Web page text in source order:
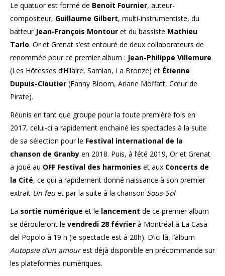
Le quatuor est formé de Benoit Fournier, auteur-
compositeur, Guillaume Gilbert, multi-instrumentiste, du
batteur Jean-François Montour et du bassiste Mathieu
Tarlo. Or et Grenat s’est entouré de deux collaborateurs de
renommée pour ce premier album : Jean-Philippe Villemure
(Les Hôtesses d’Hilaire, Samian, La Bronze) et Étienne
Dupuis-Cloutier (Fanny Bloom, Ariane Moffatt, Cœur de
Pirate).
Réunis en tant que groupe pour la toute première fois en
2017, celui-ci a rapidement enchainé les spectacles à la suite
de sa sélection pour le Festival international de la
chanson de Granby en 2018. Puis, à l’été 2019, Or et Grenat
a joué au OFF Festival des harmonies et aux Concerts de
la Cité, ce qui a rapidement donné naissance à son premier
extrait Un feuet par la suite à la chanson Sous-Sol.
La sortie numérique et le lancement de ce premier album
se dérouleront le vendredi 28 février à Montréal à La Casa
del Popolo à 19 h (le spectacle est à 20h). D’ici là, l’album
Autopsie d’un amourest déjà disponible en précommande sur
les plateformes numériques.